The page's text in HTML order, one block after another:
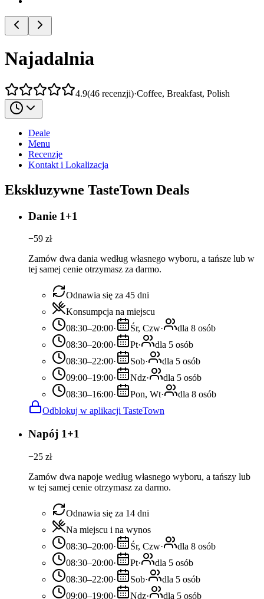
Najadalnia
4.9(46 recenzji)·Coffee, Breakfast, Polish
Deale
Menu
Recenzje
Kontakt i Lokalizacja
Ekskluzywne TasteTown Deals
Danie 1+1
−59 zł
Zamów dwa dania według własnego wyboru, a tańsze lub w
tej samej cenie otrzymasz za darmo.
Odnawia się za 45 dni
Konsumpcja na miejscu
08:30–20:00· Śr, Czw·
dla 8 osób
08:30–20:00· Pt·
dla 5 osób
08:30–22:00· Sob·
dla 5 osób
09:00–19:00· Ndz·
dla 5 osób
08:30–16:00· Pon, Wt·
dla 8 osób
Odblokuj w aplikacji TasteTown
Napój 1+1
−25 zł
Zamów dwa napoje według własnego wyboru, a tańszy lub
w tej samej cenie otrzymasz za darmo.
Odnawia się za 14 dni
Na miejscu i na wynos
08:30–20:00· Śr, Czw·
dla 8 osób
08:30–20:00· Pt·
dla 5 osób
08:30–22:00· Sob·
dla 5 osób
09:00–19:00· Ndz·
dla 5 osób